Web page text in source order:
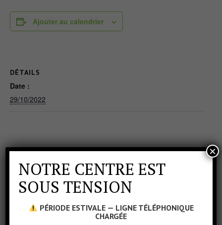
Ajouter au calendrier
DÉTAILS
Date :
29/10/2022
NOTRE CENTRE EST
SOUS TENSION
PÉRIODE ESTIVALE — LIGNE TÉLÉPHONIQUE
CHARGÉE
×